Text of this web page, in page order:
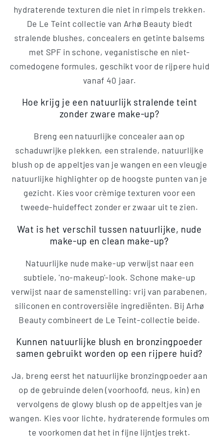
hydraterende texturen die niet in rimpels trekken.
De Le Teint collectie van Arhø Beauty biedt
stralende blushes, concealers en getinte balsems
met SPF in schone, veganistische en niet-
comedogene formules, geschikt voor de rijpere huid
vanaf 40 jaar.
Hoe krijg je een natuurlijk stralende teint
zonder zware make-up?
Breng een natuurlijke concealer aan op
schaduwrijke plekken, een stralende, natuurlijke
blush op de appeltjes van je wangen en een vleugje
natuurlijke highlighter op de hoogste punten van je
gezicht. Kies voor crèmige texturen voor een
tweede-huideffect zonder er zwaar uit te zien.
Wat is het verschil tussen natuurlijke, nude
make-up en clean make-up?
Natuurlijke nude make-up verwijst naar een
subtiele, 'no-makeup'-look. Schone make-up
verwijst naar de samenstelling: vrij van parabenen,
siliconen en controversiële ingrediënten. Bij Arhø
Beauty combineert de Le Teint-collectie beide.
Kunnen natuurlijke blush en bronzingpoeder
samen gebruikt worden op een rijpere huid?
Ja, breng eerst het natuurlijke bronzingpoeder aan
op de gebruinde delen (voorhoofd, neus, kin) en
vervolgens de glowy blush op de appeltjes van je
wangen. Kies voor lichte, hydraterende formules om
te voorkomen dat het in fijne lijntjes trekt.